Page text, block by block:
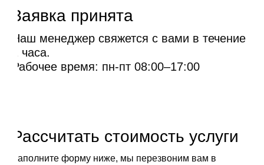
Заявка принята
Наш менеджер свяжется с вами в течение
1 часа.
Рабочее время: пн-пт 08:00–17:00
Рассчитать стоимость услуги
Заполните форму ниже, мы перезвоним вам в